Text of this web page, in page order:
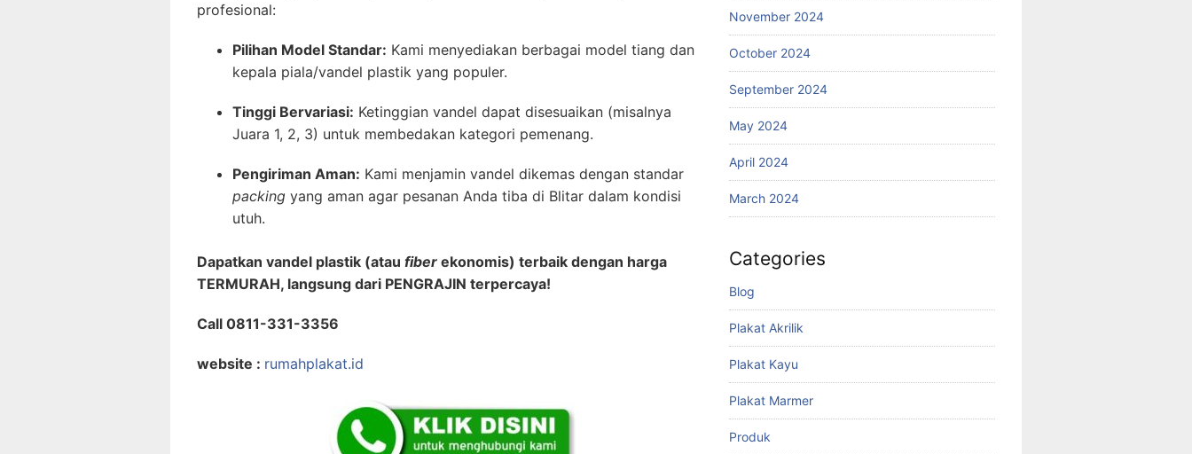
profesional:
Pilihan Model Standar: Kami menyediakan berbagai model tiang dan
kepala piala/vandel plastik yang populer.
Tinggi Bervariasi: Ketinggian vandel dapat disesuaikan (misalnya
Juara 1, 2, 3) untuk membedakan kategori pemenang.
Pengiriman Aman: Kami menjamin vandel dikemas dengan standar
packing yang aman agar pesanan Anda tiba di Blitar dalam kondisi
utuh.
Dapatkan vandel plastik (atau fiber ekonomis) terbaik dengan harga
TERMURAH, langsung dari PENGRAJIN terpercaya!
Call 0811-331-3356
website : rumahplakat.id
November 2024
October 2024
September 2024
May 2024
April 2024
March 2024
Categories
Blog
Plakat Akrilik
Plakat Kayu
Plakat Marmer
Produk